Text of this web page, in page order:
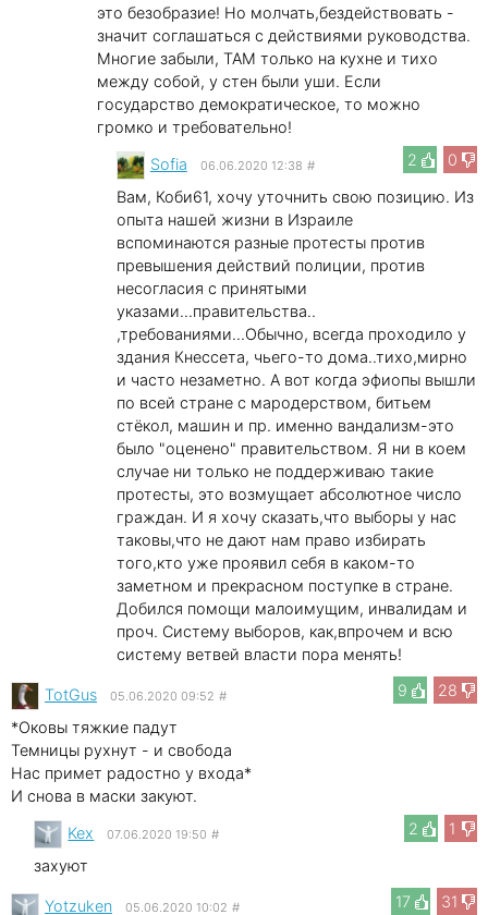
это безобразие! Но молчать,бездействовать -
значит соглашаться с действиями руководства.
Многие забыли, ТАМ только на кухне и тихо
между собой, у стен были уши. Если
государство демократическое, то можно
громко и требовательно!
2
0
Sofia 06.06.2020 12:38 #
Вам, Коби61, хочу уточнить свою позицию. Из
опыта нашей жизни в Израиле
вспоминаются разные протесты против
превышения действий полиции, против
несогласия с принятыми
указами...правительства..
,требованиями...Обычно, всегда проходило у
здания Кнессета, чьего-то дома..тихо,мирно
и часто незаметно. А вот когда эфиопы вышли
по всей стране с мародерством, битьем
стёкол, машин и пр. именно вандализм-это
было "оценено" правительством. Я ни в коем
случае ни только не поддерживаю такие
протесты, это возмущает абсолютное число
граждан. И я хочу сказать,что выборы у нас
таковы,что не дают нам право избирать
того,кто уже проявил себя в каком-то
заметном и прекрасном поступке в стране.
Добился помощи малоимущим, инвалидам и
проч. Систему выборов, как,впрочем и всю
систему ветвей власти пора менять!
9
28
TotGus 05.06.2020 09:52 #
*Оковы тяжкие падут
Темницы рухнут - и свобода
Нас примет радостно у входа*
И снова в маски закуют.
2
1
Kex 07.06.2020 19:50 #
захуют
17
31
Yotzuken 05.06.2020 10:02 #